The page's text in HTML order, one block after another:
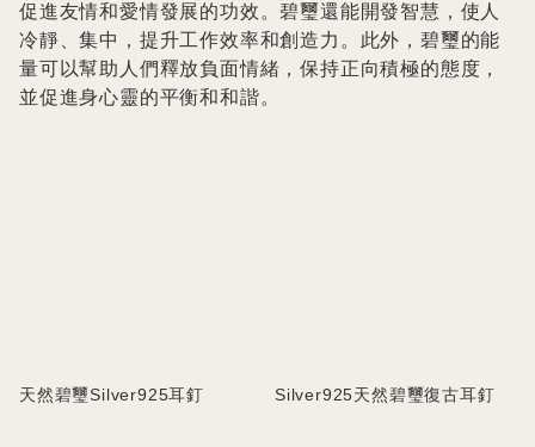
促進友情和愛情發展的功效。碧璽還能開發智慧，使人
冷靜、集中，提升工作效率和創造力。此外，碧璽的能
量可以幫助人們釋放負面情緒，保持正向積極的態度，
並促進身心靈的平衡和和諧。
天然碧璽Silver925耳釘 Silver925天然碧璽復古耳釘